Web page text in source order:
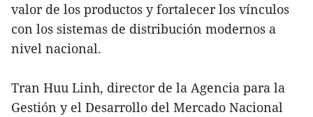
valor de los productos y fortalecer los vínculos
con los sistemas de distribución modernos a
nivel nacional.
Tran Huu Linh, director de la Agencia para la
Gestión y el Desarrollo del Mercado Nacional